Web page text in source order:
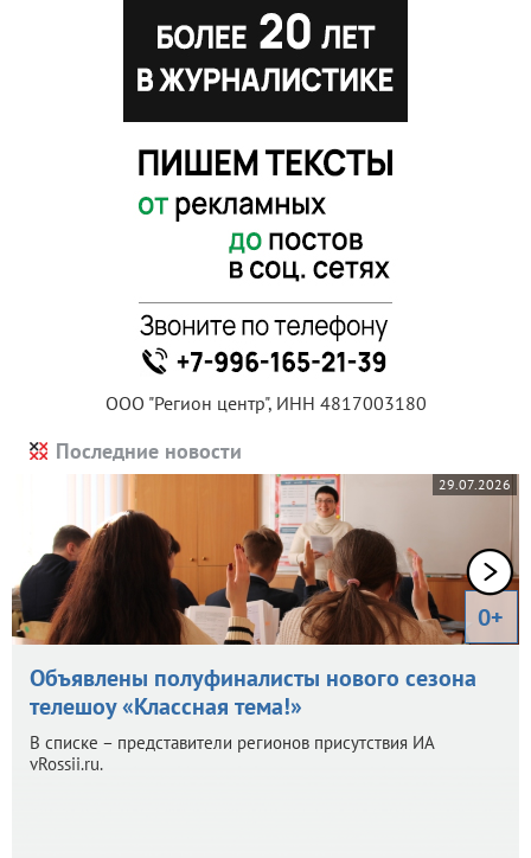
ООО "Регион центр", ИНН 4817003180
Последние новости
29.07.2026
0+
Объявлены полуфиналисты нового сезона
телешоу «Классная тема!»
В списке – представители регионов присутствия ИА
vRossii.ru.